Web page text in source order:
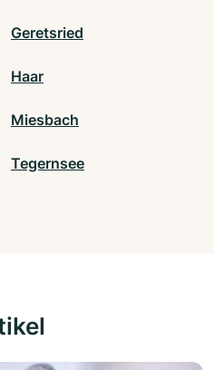
Geretsried
Haar
Miesbach
Tegernsee